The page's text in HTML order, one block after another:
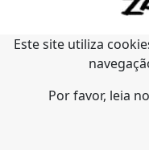
Este site utiliza
Por favor, leia